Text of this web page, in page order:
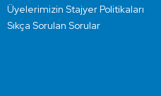
Üyelerimizin Stajyer Politikaları
Sıkça Sorulan Sorular